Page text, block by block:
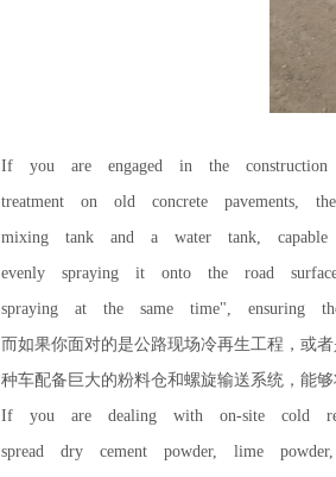
If you are engaged in the construction
treatment on old concrete
mixing tank and a water tank,
evenly spraying it onto the road
spraying at the same time", ensuring
而如果你面对的是公路现场冷再生工程，或
种车配备巨大的粉料仓和螺旋输送系统，能
If you are dealing with on-site cold
spread dry cement powder, lime